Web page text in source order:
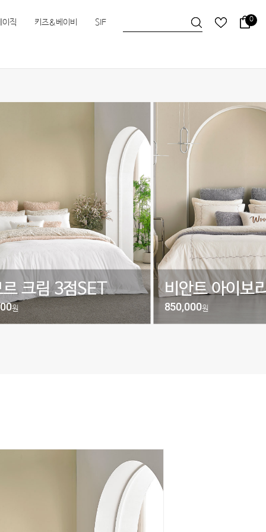
이직 키즈&베이비 SIF HEIMa 한실 한
0
르 크림 3점SET
원
비안트 아이보
850,000원